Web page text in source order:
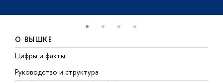
О ВЫШКЕ
Цифры и факты
Руководство и структура